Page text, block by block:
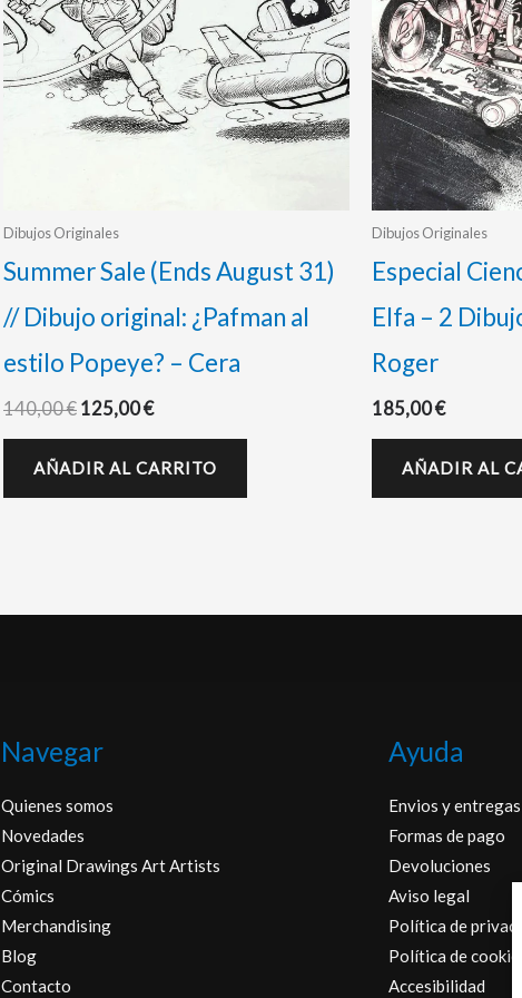
Dibujos Originales
Summer Sale (Ends August 31)
// Dibujo original: ¿Pafman al
estilo Popeye? – Cera
140,00€ 125,00€
AÑADIR AL CARRITO
Dibujos Originales
Especial
Elfa – 2
Roger
185,00€
AÑADIR AL
Navegar
Quienes somos
Novedades
Original Drawings Art Artists
Cómics
Merchandising
Blog
Contacto
Ayuda
Envios y entregas
Formas de pago
Devoluciones
Aviso legal
Política de
Política de cookies
Accesibilidad